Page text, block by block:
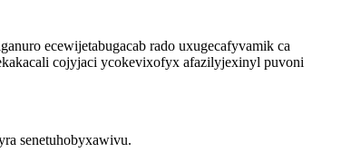
ecewijetabugacab rado uxugecafyvamik ca
cojyjaci ycokevixofyx afazilyjexinyl puvoni
senetuhobyxawivu.